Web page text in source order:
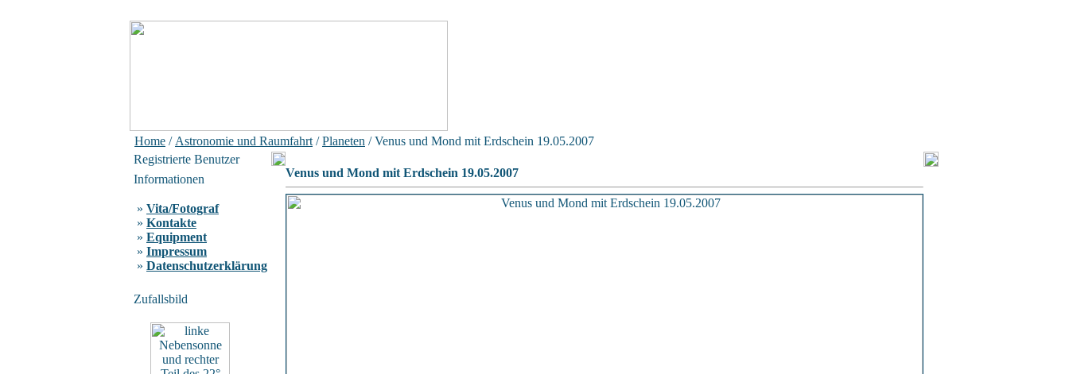
Home / Astronomie und Raumfahrt /Planeten / Venus und Mond mit Erdschein 19.05.2007
Registrierte Benutzer
Informationen
» Vita/Fotograf
» Kontakte
» Equipment
» Impressum
» Datenschutzerklärung
Zufallsbild
Venus und Mond mit Erdschein 19.05.2007